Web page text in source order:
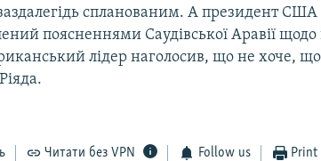
спланованим. А президент США
поясненнями Саудівської Аравії
лідер наголосив, що не хоче,
Читати без VPN Follow us Print